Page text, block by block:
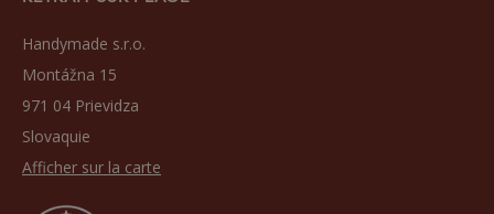
Handymade s.r.o.
Montážna 15
971 04 Prievidza
Slovaquie
Afficher sur la carte